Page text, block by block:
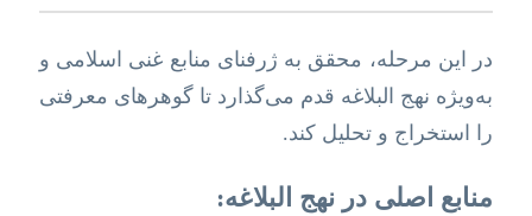
در این مرحله، محقق به ژرفنای منابع غنی اسلامی و
به‌ویژه نهج البلاغه قدم می‌گذارد تا گوهرهای معرفتی
را استخراج و تحلیل کند.
منابع اصلی در نهج البلاغه: